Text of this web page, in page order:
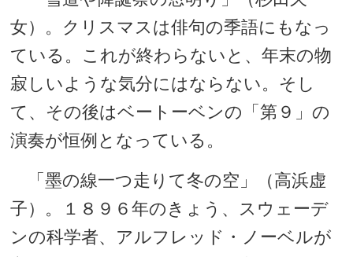
女）。クリスマスは俳句の季語にもなっ
ている。これが終わらないと、年末の物
寂しいような気分にはならない。そし
て、その後はベートーベンの「第９」の
演奏が恒例となっている。
「墨の線一つ走りて冬の空」（高浜虚
子）。１８９６年のきょう、スウェーデ
ンの科学者、アルフレッド・ノーベルが